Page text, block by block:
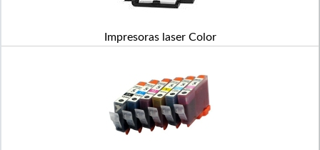
Impresoras laser Color